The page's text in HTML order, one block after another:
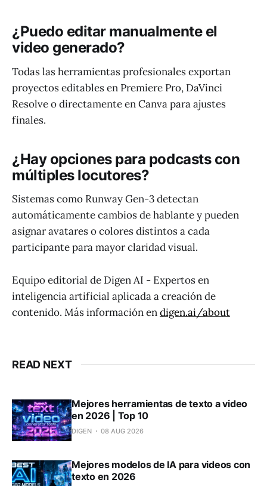
¿Puedo editar manualmente el
video generado?
Todas las herramientas profesionales exportan
proyectos editables en Premiere Pro, DaVinci
Resolve o directamente en Canva para ajustes
finales.
¿Hay opciones para podcasts con
múltiples locutores?
Sistemas como Runway Gen-3 detectan
automáticamente cambios de hablante y pueden
asignar avatares o colores distintos a cada
participante para mayor claridad visual.
Equipo editorial de Digen AI - Expertos en
inteligencia artificial aplicada a creación de
contenido. Más información endigen.ai/about
READ NEXT
Mejores herramientas de texto a video
en 2026 | Top 10
DIGEN 08 AUG 2026
Mejores modelos de IA para videos con
texto en 2026